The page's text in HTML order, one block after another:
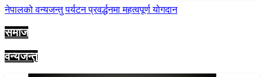
नेपालको वन्यजन्तु पर्यटन प्रवर्द्धनमा महत्वपूर्ण योगदान
समाज
वन्यजन्तु